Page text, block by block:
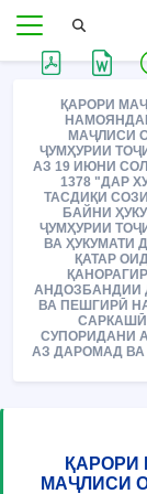
ҚАРОРИ
МАҶЛИСИ
ҶУМҲУРИИ
АЗ 19 ИЮНИ
1378 "ДАР
ТАСДИҚИ
БАЙНИ
ҶУМҲУРИИ
ВА ҲУКУМАТИ
ҚАТАР
АНДОЗБАНДИИ
ВА ПЕШГИРӢ
САРКАШӢ
СУПОРИДАНИ
АЗ ДАРОМАД
ҚАРОРИ
МАҶЛИСИ